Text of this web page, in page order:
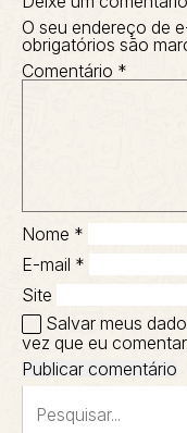
O seu endereço de
obrigatórios são
Comentário *
Nome *
E-mail *
Site
Salvar meus
vez que eu comentar.